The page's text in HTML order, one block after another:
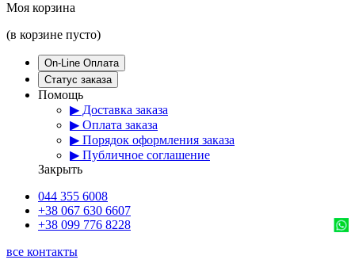
Моя корзина
(в корзине пусто)
On-Line Оплата
Статус заказа
Помощь
▶ Доставка заказа
▶ Оплата заказа
▶ Порядок оформления заказа
▶ Публичное соглашение
Закрыть
044 355 6008
+38 067 630 6607
+38 099 776 8228
все контакты